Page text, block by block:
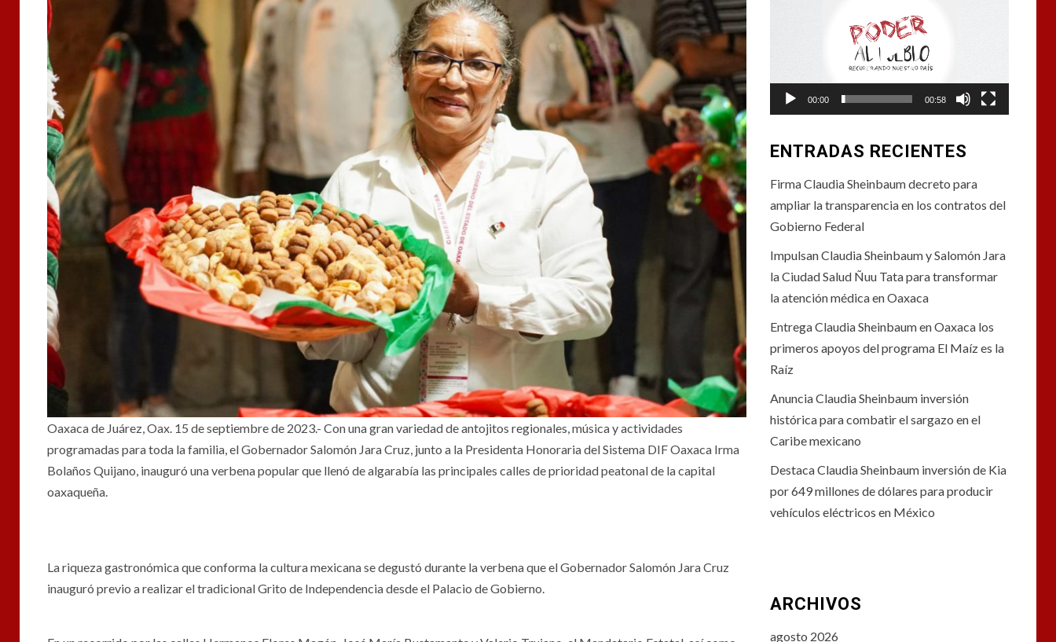
Oaxaca de Juárez, Oax. 15 de septiembre de 2023.- Con una gran variedad de antojitos regionales, música y actividades
programadas para toda la familia, el Gobernador Salomón Jara Cruz, junto a la Presidenta Honoraria del Sistema DIF Oaxaca Irma
Bolaños Quijano, inauguró una verbena popular que llenó de algarabía las principales calles de prioridad peatonal de la capital
oaxaqueña.
La riqueza gastronómica que conforma la cultura mexicana se degustó durante la verbena que el Gobernador Salomón Jara Cruz
inauguró previo a realizar el tradicional Grito de Independencia desde el Palacio de Gobierno.
00:00 00:58
ENTRADAS RECIENTES
Firma Claudia Sheinbaum decreto para
ampliar la transparencia en los contratos del
Gobierno Federal
Impulsan Claudia Sheinbaum y Salomón Jara
la Ciudad Salud Ñuu Tata para transformar
la atención médica en Oaxaca
Entrega Claudia Sheinbaum en Oaxaca los
primeros apoyos del programa El Maíz es la
Raíz
Anuncia Claudia Sheinbaum inversión
histórica para combatir el sargazo en el
Caribe mexicano
Destaca Claudia Sheinbaum inversión de Kia
por 649 millones de dólares para producir
vehículos eléctricos en México
ARCHIVOS
agosto 2026